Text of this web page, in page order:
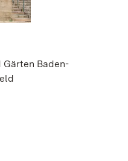
Gärten Baden-